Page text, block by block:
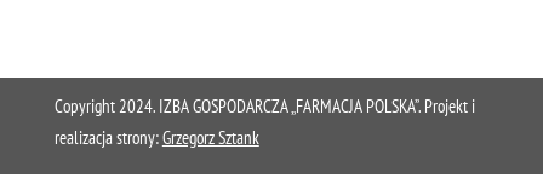
Copyright 2024. IZBA GOSPODARCZA „FARMACJA POLSKA”. Projekt i
realizacja strony:Grzegorz Sztank